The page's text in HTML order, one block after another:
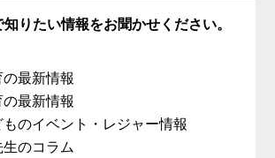
知りたい情報をお聞かせください。
の最新情報
最新情報
のイベント・レジャー情報
のコラム